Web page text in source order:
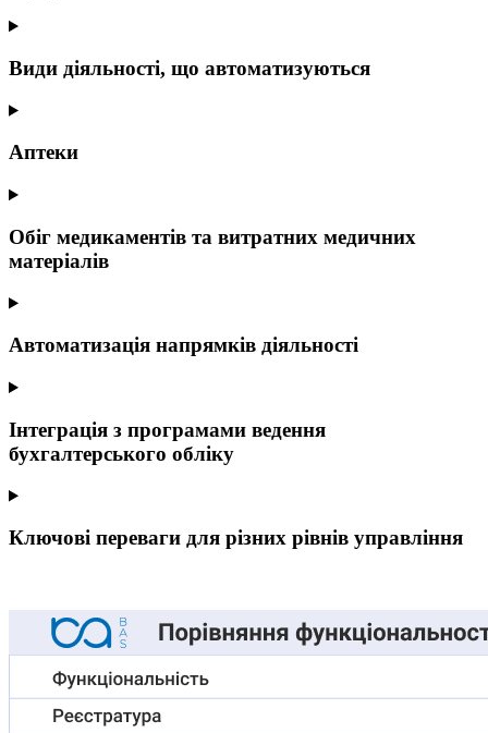
Види діяльності, що автоматизуються
Аптеки
Обіг медикаментів та витратних медичних
матеріалів
Автоматизація напрямків діяльності
Інтеграція з програмами ведення
бухгалтерського обліку
Ключові переваги для різних рівнів управління